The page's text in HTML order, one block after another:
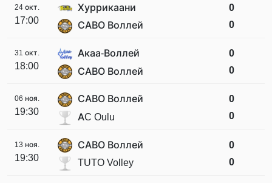
24 окт.
17:00
Хуррикаани
САВО Воллей
0
0
31 окт.
18:00
Акаа-Воллей
САВО Воллей
0
0
06 ноя.
19:30
САВО Воллей
AC Oulu
0
0
13 ноя.
19:30
САВО Воллей
TUTO Volley
0
0